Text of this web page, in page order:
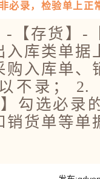
必录，检验单上正
-【存货】-
入库类单据
购入库单、
不录； 2.
勾选必录
销货单等单